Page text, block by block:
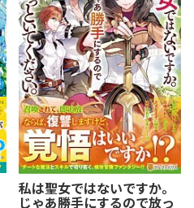
私は聖女ではないですか。
じゃあ勝手にするので放っ